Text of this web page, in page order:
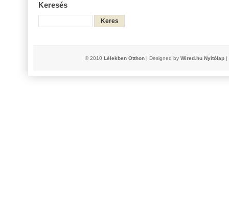
Keresés
© 2010 Lélekben Otthon | Designed by Wired.hu Nyitólap |